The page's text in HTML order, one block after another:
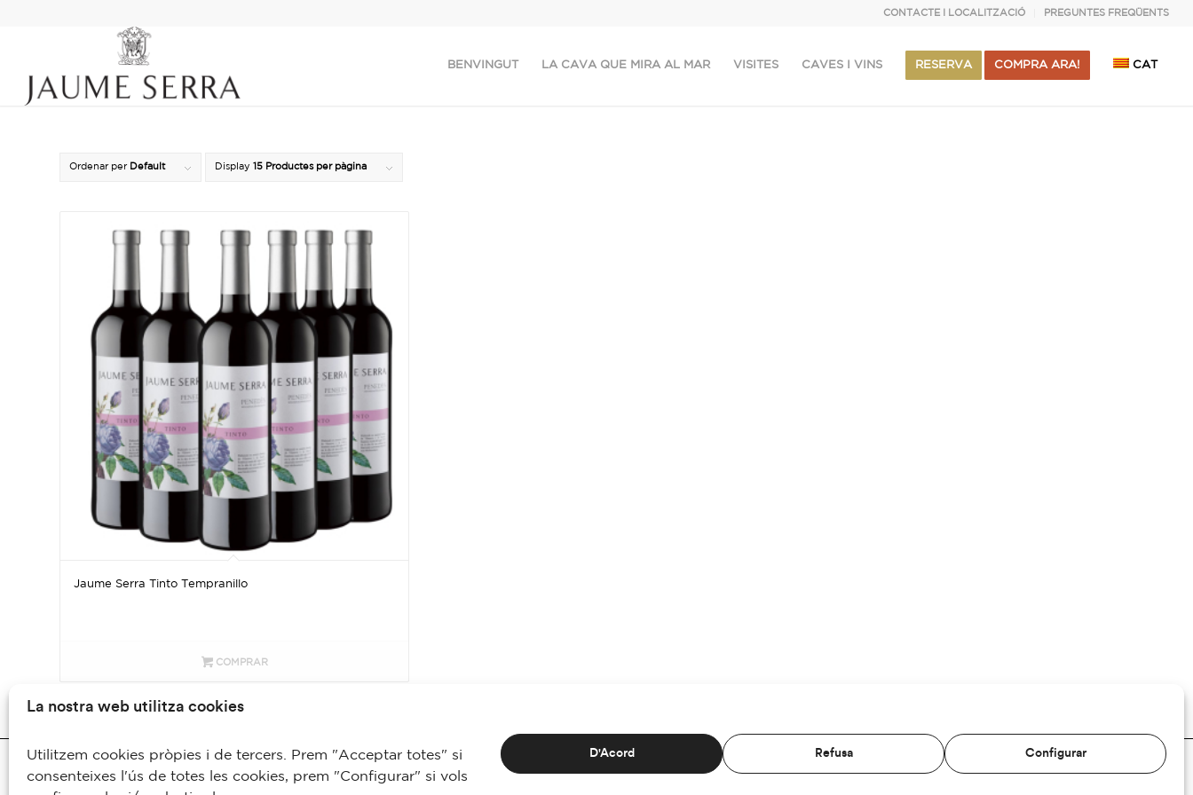
La nostra web utilitza cookies
Utilitzem cookies pròpies i de tercers. Prem "Acceptar totes" si
consenteixes l'ús de totes les cookies, prem "Configurar" si vols
D'Acord Refusa Configurar
CONTACTE I LOCALITZACIÓ PREGUNTES FREQÜENTS
BENVINGUT LA CAVA QUE MIRA AL MAR VISITES CAVES I VINS RESERVA COMPRA ARA! CAT
Ordenar per Default Display 15 Productes per pàgina
Jaume Serra Tinto Tempranillo
COMPRAR
© 2019 - Bodegas Jaume Serra S.L. / Todos los derechos reservados COOKIES